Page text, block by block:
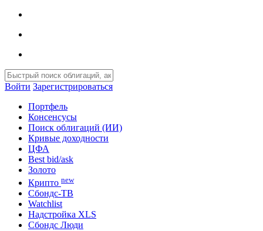
Войти Зарегистрироваться
Портфель
Консенсусы
Поиск облигаций (ИИ)
Кривые доходности
ЦФА
Best bid/ask
Золото
Крипто new
Сбондс-ТВ
Watchlist
Надстройка XLS
Сбондс Люди